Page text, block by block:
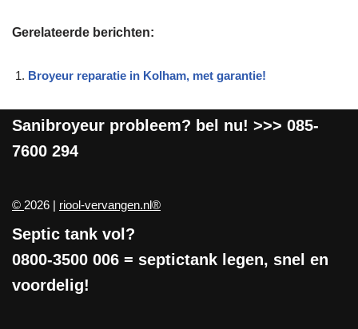
Gerelateerde berichten:
Broyeur reparatie in Kolham, met garantie!
Sanibroyeur probleem? bel nu! >>> 085-
7600 294
© 2026 | riool-vervangen.nl®
Septic tank vol?
0800-3500 006 = septictank legen, snel en
voordelig!